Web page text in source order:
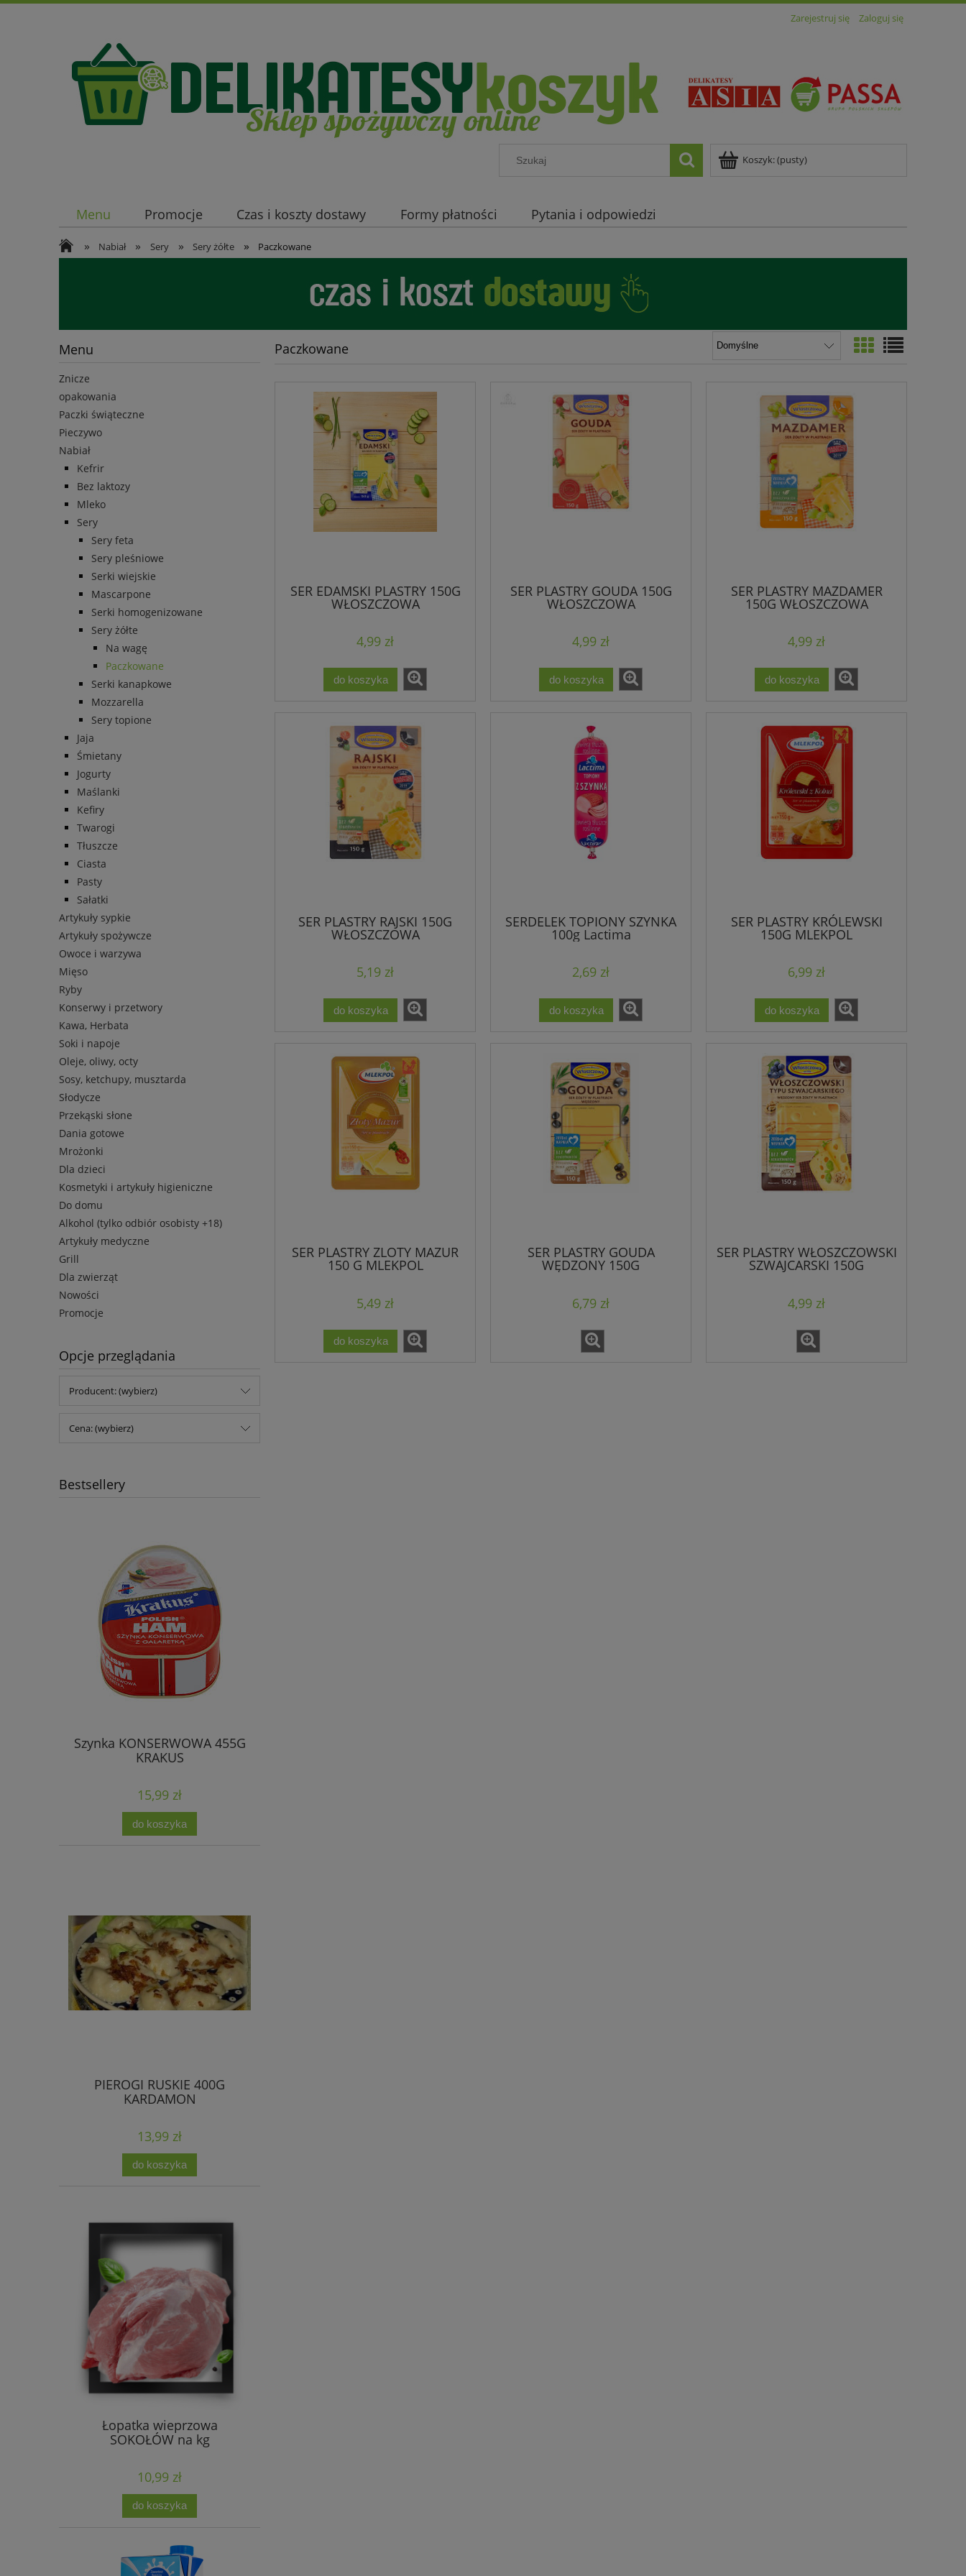
Zarejestruj się Zaloguj się
Koszyk:(pusty)
Menu Promocje Czas i koszty dostawy Formy płatności Pytania i odpowiedzi
» Nabiał » Sery » Sery żółte » Paczkowane
Menu
Znicze
opakowania
Paczki świąteczne
Pieczywo
Nabiał
Kefrir
Bez laktozy
Mleko
Sery
Sery feta
Sery pleśniowe
Serki wiejskie
Mascarpone
Serki homogenizowane
Sery żółte
Na wagę
Paczkowane
Serki kanapkowe
Mozzarella
Sery topione
Jaja
Śmietany
Jogurty
Maślanki
Kefiry
Twarogi
Tłuszcze
Ciasta
Pasty
Sałatki
Artykuły sypkie
Artykuły spożywcze
Owoce i warzywa
Mięso
Ryby
Konserwy i przetwory
Kawa, Herbata
Soki i napoje
Oleje, oliwy, octy
Sosy, ketchupy, musztarda
Słodycze
Przekąski słone
Dania gotowe
Mrożonki
Dla dzieci
Kosmetyki i artykuły higieniczne
Do domu
Alkohol (tylko odbiór osobisty +18)
Artykuły medyczne
Grill
Dla zwierząt
Nowości
Promocje
Opcje przeglądania
Producent: (wybierz)
Cena: (wybierz)
Bestsellery
Szynka KONSERWOWA 455G
KRAKUS
15,99 zł
do koszyka
PIEROGI RUSKIE 400G
KARDAMON
13,99 zł
do koszyka
Łopatka wieprzowa
SOKOŁÓW na kg
10,99 zł
do koszyka
Paczkowane
SER EDAMSKI PLASTRY 150G
WŁOSZCZOWA
4,99 zł
do koszyka
SER PLASTRY GOUDA 150G
WŁOSZCZOWA
4,99 zł
do koszyka
SER PLASTRY MAZDAMER
150G WŁOSZCZOWA
4,99 zł
do koszyka
SER PLASTRY RAJSKI 150G
WŁOSZCZOWA
5,19 zł
do koszyka
SERDELEK TOPIONY SZYNKA
100g Lactima
2,69 zł
do koszyka
SER PLASTRY KRÓLEWSKI
150G MLEKPOL
6,99 zł
do koszyka
SER PLASTRY ZLOTY MAZUR
150 G MLEKPOL
5,49 zł
do koszyka
SER PLASTRY GOUDA
WĘDZONY 150G
WŁOSZCZOWA
6,79 zł
SER PLASTRY WŁOSZCZOWSKI
SZWAJCARSKI 150G
4,99 zł